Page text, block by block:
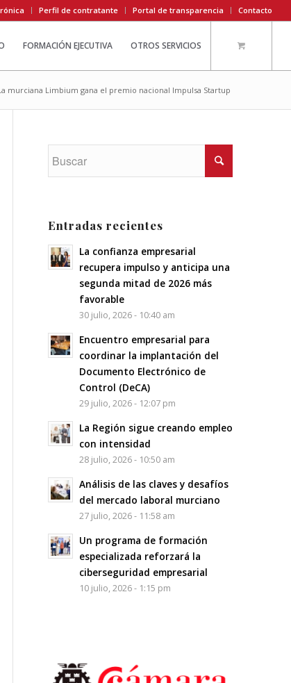
Perfil de contratante Portal de transparencia Contacto
FORMACIÓN EJECUTIVA OTROS SERVICIOS
murciana Limbium gana el premio nacional Impulsa Startup
Entradas recientes
La confianza empresarial
recupera impulso y anticipa una
segunda mitad de 2026 más
favorable
30 julio, 2026 - 10:40 am
Encuentro empresarial para
coordinar la implantación del
Documento Electrónico de
Control (DeCA)
29 julio, 2026 - 12:07 pm
La Región sigue creando empleo
con intensidad
28 julio, 2026 - 10:50 am
Análisis de las claves y desafíos
del mercado laboral murciano
27 julio, 2026 - 11:58 am
Un programa de formación
especializada reforzará la
ciberseguridad empresarial
10 julio, 2026 - 1:15 pm